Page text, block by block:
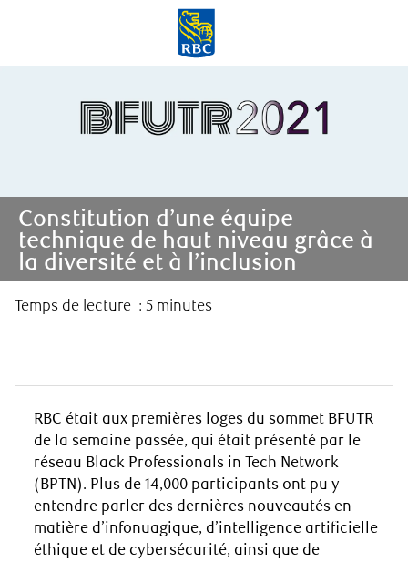
Skip to main content
Constitution d’une équipe
technique de haut niveau grâce à
la diversité et à l’inclusion
​​​​​​​Temps de lecture : 5 minutes
RBC était aux premières loges du sommet BFUTR
de la semaine passée, qui était présenté par le
réseau Black Professionals in Tech Network
(BPTN). Plus de 14,000 participants ont pu y
entendre parler des dernières nouveautés en
matière d’infonuagique, d’intelligence artificielle
éthique et de cybersécurité, ainsi que de